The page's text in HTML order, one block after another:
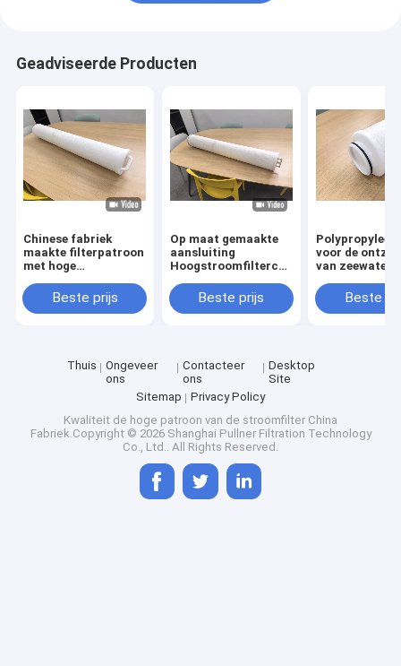
Geadviseerde Producten
Chinese fabriek
maakte filterpatroon
met hoge
grote diameter voor
zeewaterfiltratie
Beste prijs
Op maat gemaakte
aansluiting
Hoogstroomfiltercartridge
voor
zeewaterfiltratie
Beste prijs
voor de
van zeewater
Beste
Thuis
Ongeveer
ons
Contacteer
ons
Desktop
Site
Sitemap
Privacy Policy
Kwaliteit de hoge patroon van de stroomfilter China
Fabriek.Copyright © 2026 Shanghai Pullner Filtration Technology
Co., Ltd.. All Rights Reserved.
3:49 PM
Good day, what product are you looking for?